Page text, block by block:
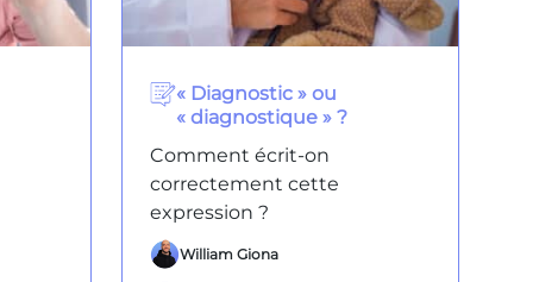
« Diagnostic » ou
« diagnostique » ?
Comment écrit-on
correctement cette
expression ?
William Giona